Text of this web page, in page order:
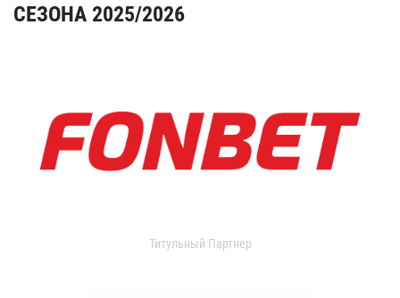
СЕЗОНА 2025/2026
Титульный Партнер